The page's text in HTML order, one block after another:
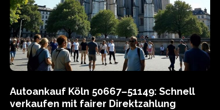
Autoankauf Köln 50667–51149: Schnell
verkaufen mit fairer Direktzahlung